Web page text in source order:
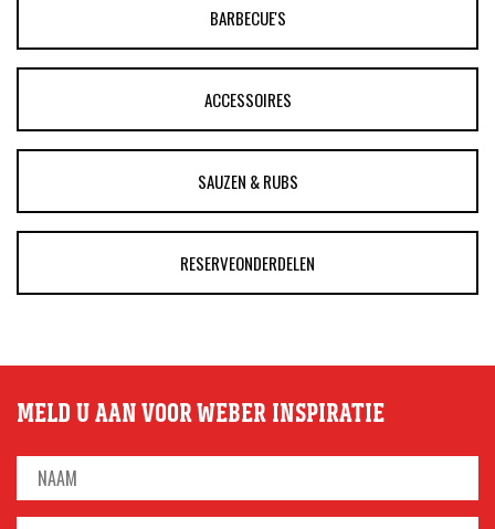
BARBECUE'S
ACCESSOIRES
SAUZEN & RUBS
RESERVEONDERDELEN
MELD U AAN VOOR WEBER INSPIRATIE